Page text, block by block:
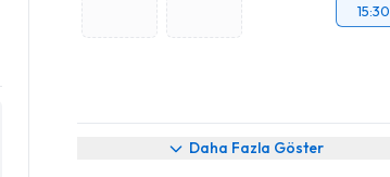
15:30
Daha Fazla Göster